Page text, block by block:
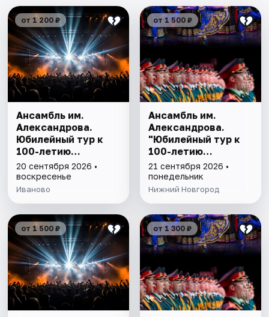
от 1 200 ₽
Ансамбль им.
Александрова.
Юбилейный тур к
100-летию
коллектива
20 сентября 2026 •
воскресенье
Иваново
от 1 500 ₽
Ансамбль им.
Александрова.
"Юбилейный тур к
100-летию
коллектива"
21 сентября 2026 •
понедельник
Нижний Новгород
от 1 500 ₽ от 1 300 ₽